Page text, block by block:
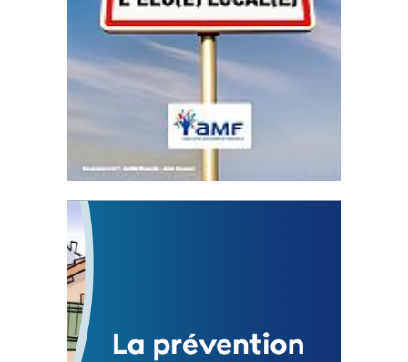
Statut de l’élu local
3 avril 2024
Mise à jour avril 2024
FEUILLETER